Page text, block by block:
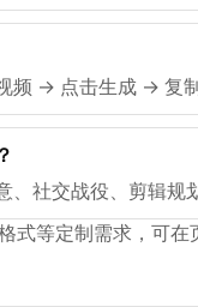
频 → 点击生成 → 复制
社交战役、剪辑规
式等定制需求，可